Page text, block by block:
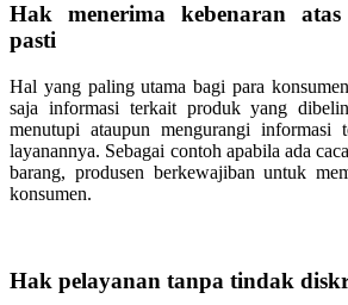
Hak menerima kebenaran
pasti
Hal yang paling utama bagi para
saja informasi terkait produk yang
menutupi ataupun mengurangi informasi
layanannya. Sebagai contoh apabila ada
barang, produsen berkewajiban untuk
konsumen.
Hak pelayanan tanpa tindak